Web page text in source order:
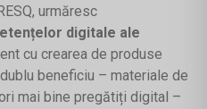
urmăresc
digitale ale
cu crearea de produse
beneficiu – materiale de
mai bine pregătiți digital –